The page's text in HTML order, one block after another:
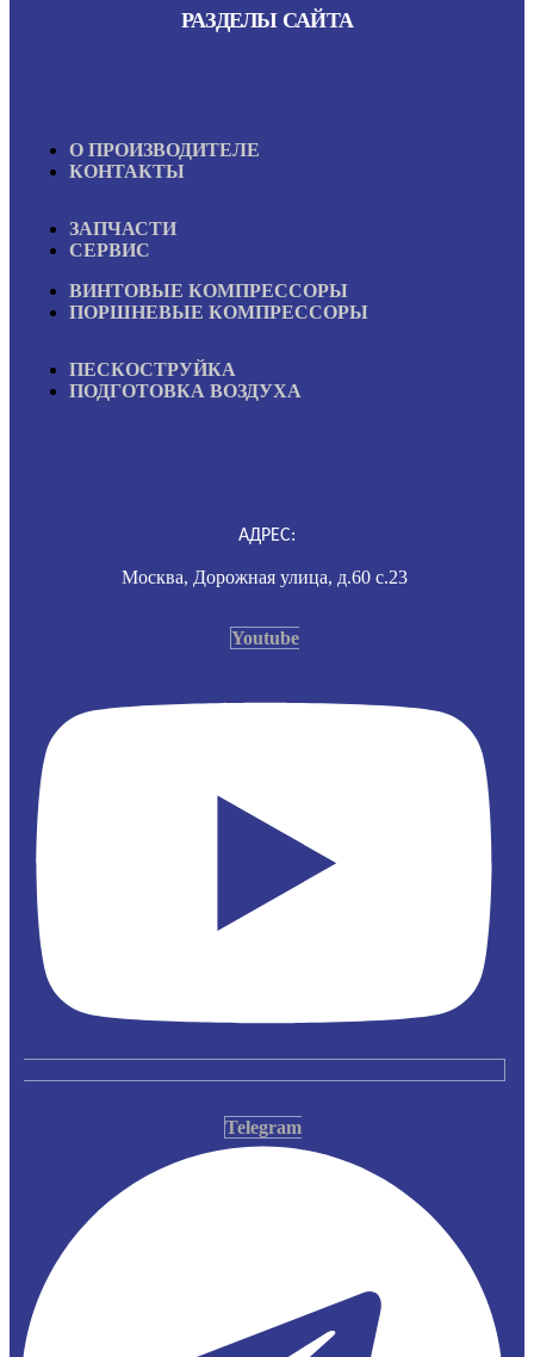
РАЗДЕЛЫ САЙТА
О ПРОИЗВОДИТЕЛЕ
КОНТАКТЫ
ЗАПЧАСТИ
СЕРВИС
ВИНТОВЫЕ КОМПРЕССОРЫ
ПОРШНЕВЫЕ КОМПРЕССОРЫ
ПЕСКОСТРУЙКА
ПОДГОТОВКА ВОЗДУХА
АДРЕС:
Москва, Дорожная улица, д.60 с.23
Youtube
Telegram